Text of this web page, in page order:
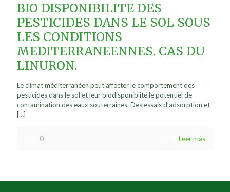
BIO DISPONIBILITE DES
PESTICIDES DANS LE SOL SOUS
LES CONDITIONS
MEDITERRANEENNES. CAS DU
LINURON.
Le climat méditerranéen peut affecter le comportement des
pesticides dans le sol et leur biodisponiblité le potentiel de
contamination des eaux souterraines. Des essais d’adsorption et
[…]
0 Leer más